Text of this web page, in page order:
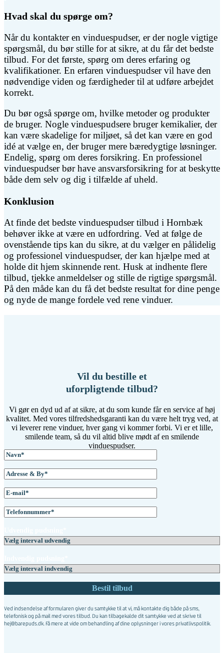
Hvad skal du spørge om?
Når du kontakter en vinduespudser, er der nogle vigtige
spørgsmål, du bør stille for at sikre, at du får det bedste
tilbud. For det første, spørg om deres erfaring og
kvalifikationer. En erfaren vinduespudser vil have den
nødvendige viden og færdigheder til at udføre arbejdet
korrekt.
Du bør også spørge om, hvilke metoder og produkter
de bruger. Nogle vinduespudsere bruger kemikalier, der
kan være skadelige for miljøet, så det kan være en god
idé at vælge en, der bruger mere bæredygtige løsninger.
Endelig, spørg om deres forsikring. En professionel
vinduespudser bør have ansvarsforsikring for at beskytte
både dem selv og dig i tilfælde af uheld.
Konklusion
At finde det bedste vinduespudser tilbud i Hornbæk
behøver ikke at være en udfordring. Ved at følge de
ovenstående tips kan du sikre, at du vælger en pålidelig
og professionel vinduespudser, der kan hjælpe med at
holde dit hjem skinnende rent. Husk at indhente flere
tilbud, tjekke anmeldelser og stille de rigtige spørgsmål.
På den måde kan du få det bedste resultat for dine penge
og nyde de mange fordele ved rene vinduer.
Vil du bestille et
uforpligtende tilbud?
Vi gør en dyd ud af at sikre, at du som kunde får en service af høj
kvalitet. Med vores tilfredshedsgaranti kan du være helt tryg ved, at
vi leverer rene vinduer, hver gang vi kommer forbi. Vi er et lille,
smilende team, så du vil altid blive mødt af en smilende
vinduespudser.
Ved indsendelse af formularen giver du samtykke til at vi, må kontakte dig både på sms,
telefonisk og på mail med vores tilbud. Du kan tilbagekalde dit samtykke ved at skrive til
hej@barepuds.dk. Få mere at vide om behandling af dine oplysninger i voresprivatlivspolitik.